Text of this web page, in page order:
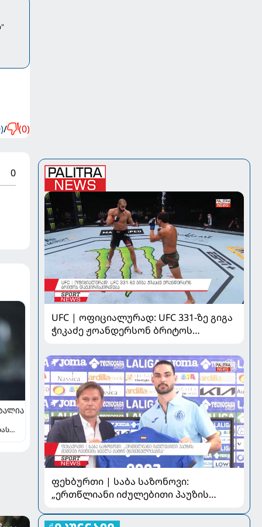
/ (0)
0
UFC | ოფიციალურად: UFC 331-ზე გიგა
ჭიკაძე ჟოანდერსონ ბრიტოს
ფეხბურთი | საბა საზონოვი:
„ერთწლიანი იძულებითი პაუზის
მნიშვნელოვანია“